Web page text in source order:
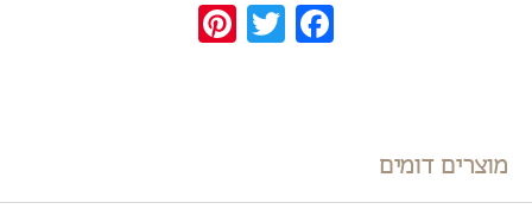
Facebook
Twitter
Pinterest
מוצרים דומים